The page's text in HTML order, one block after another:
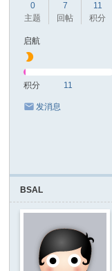
0
主题
7
回帖
11
积分
启航
积分 11
发消息
BSAL